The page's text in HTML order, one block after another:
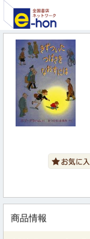
商品情報